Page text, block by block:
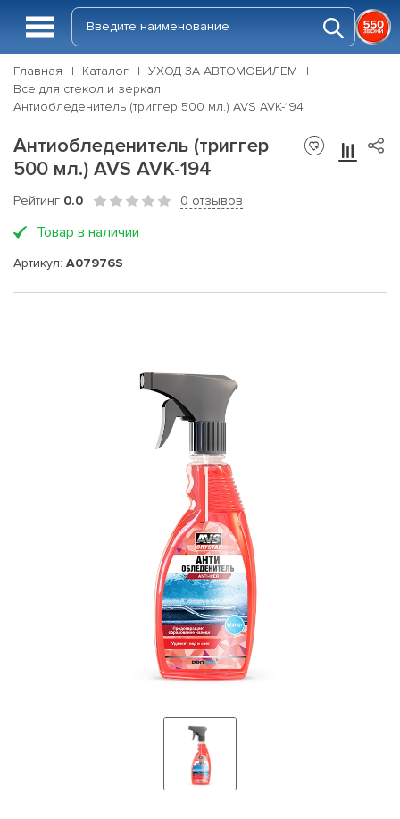
Главная Каталог
УХОД ЗА АВТОМОБИЛЕМ
Все для стекол и зеркал
Антиобледенитель (триггер 500 мл.) AVS AVK-194
Антиобледенитель (триггер
500 мл.) AVS AVK-194
Рейтинг 0.0 0 отзывов
Товар в наличии
Артикул: A07976S